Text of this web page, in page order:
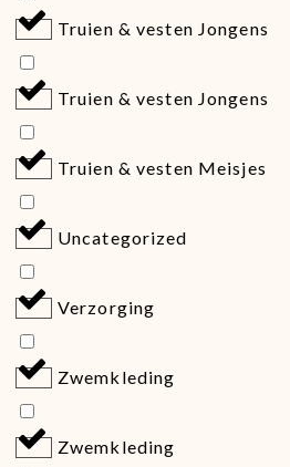
Truien & vesten Jongens
Truien & vesten Jongens
Truien & vesten Meisjes
Uncategorized
Verzorging
Zwemkleding
Zwemkleding